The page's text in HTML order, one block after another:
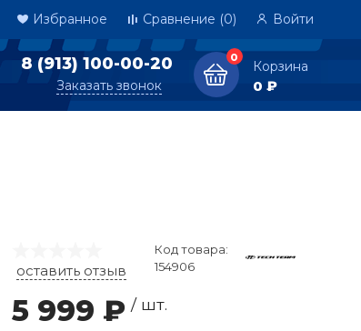
Избранное Сравнение (0) Войти
8 (913) 100-00-20
Заказать звонок
0
Корзина
0 ₽
оставить отзыв
Код товара:
154906
5 999 ₽ / шт.